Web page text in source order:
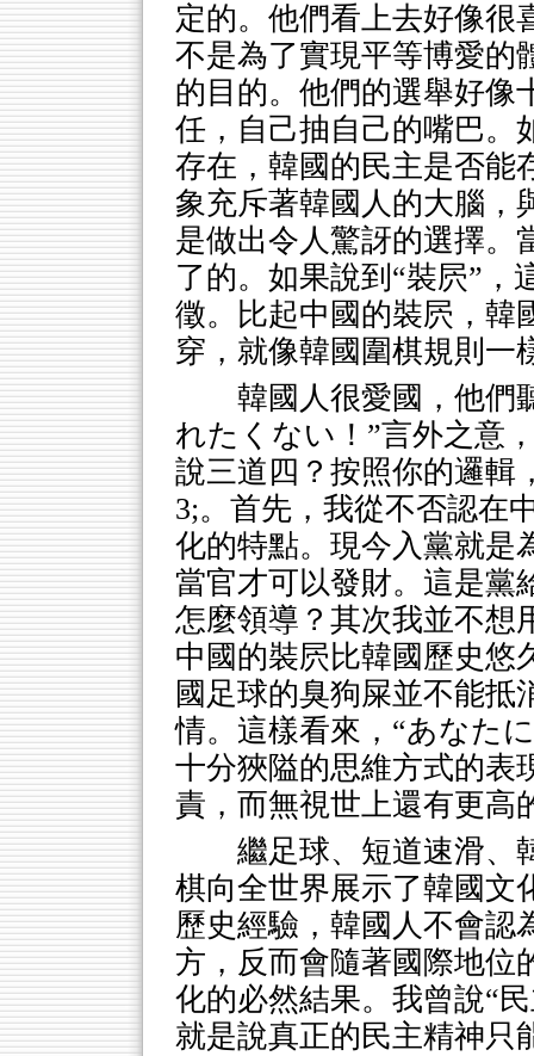
定的。他們看上去好像很
不是為了實現平等博愛的
的目的。他們的選舉好像
任，自己抽自己的嘴巴。
存在，韓國的民主是否能
象充斥著韓國人的大腦，
是做出令人驚訝的選擇。
了的。如果說到“裝屄”，
徵。比起中國的裝屄，韓
穿，就像韓國圍棋規則一
韓國人很愛國，他們
れたくない！”言外之意
說三道四？按照你的邏輯
3;。首先，我從不否認在
化的特點。現今入黨就是
當官才可以發財。這是黨
怎麼領導？其次我並不想
中國的裝屄比韓國歷史悠
國足球的臭狗屎並不能抵
情。這樣看來，“あなた
十分狹隘的思維方式的表
責，而無視世上還有更高
繼足球、短道速滑、
棋向全世界展示了韓國文
歷史經驗，韓國人不會認
方，反而會隨著國際地位
化的必然結果。我曾說“
就是說真正的民主精神只